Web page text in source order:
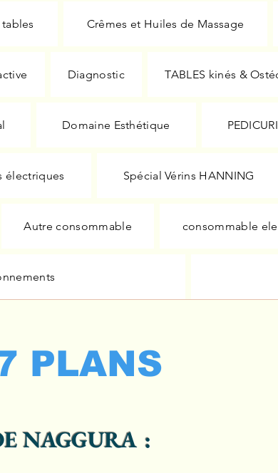
Crêmes et Huiles de Massage
Diagnostic TABLES kinés &
Domaine Esthétique
électriques Spécial Vérins HANNING
Autre consommable consommable
PLANS
NAGGURA :